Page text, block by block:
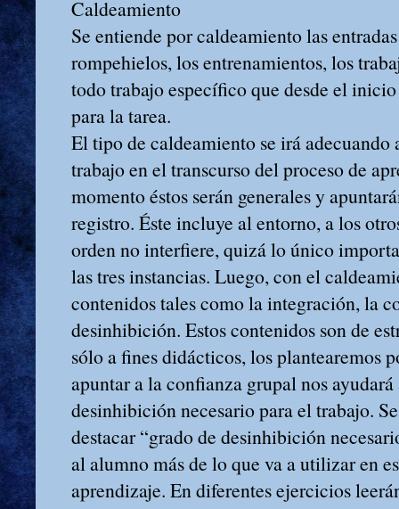
Caldeamiento
Se entiende por caldeamiento las
rompehielos, los entrenamientos, los
todo trabajo específico que desde el
para la tarea.
El tipo de caldeamiento se irá adecuando
trabajo en el transcurso del proceso de
momento éstos serán generales y
registro. Éste incluye al entorno, a los
orden no interfiere, quizá lo único
las tres instancias. Luego, con el
contenidos tales como la integración, la
desinhibición. Estos contenidos son de
sólo a fines didácticos, los plantearemos
apuntar a la confianza grupal nos
desinhibición necesario para el trabajo.
destacar “grado de desinhibición
al alumno más de lo que va a utilizar en
aprendizaje. En diferentes ejercicios